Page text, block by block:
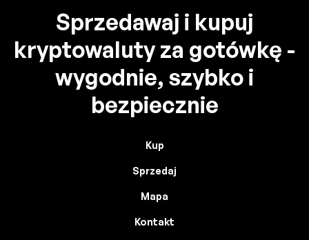
Sprzedawaj i kupuj
kryptowaluty za gotówkę -
wygodnie, szybko i
bezpiecznie
Kup
Sprzedaj
Mapa
Kontakt